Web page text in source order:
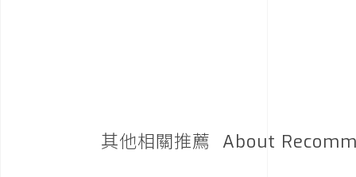
其他相關推薦 About